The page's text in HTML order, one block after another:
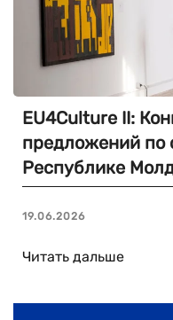
EU4Culture II:
предложений по
Республике
19.06.2026
Читать дальше